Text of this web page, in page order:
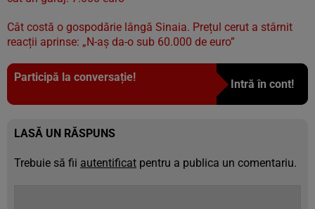
Cât costă o gospodărie lângă Sinaia. Prețul cerut a stârnit
reacții aprinse: „N-aș da-o sub 60.000 de euro”
Participă la conversație!
Intră în cont!
LASĂ UN RĂSPUNS
Trebuie să fii autentificat pentru a publica un comentariu.